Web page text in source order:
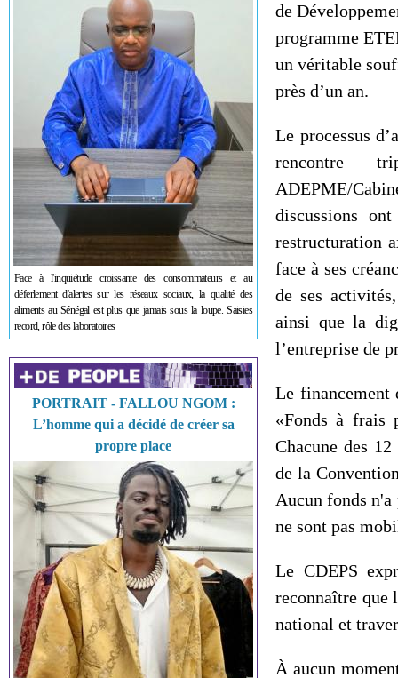
Face à l'inquiétude croissante des consommateurs et au
déferlement d'alertes sur les réseaux sociaux, la qualité des
aliments au Sénégal est plus que jamais sous la loupe. Saisies
record, rôle des laboratoires
PORTRAIT - FALLOU NGOM :
L’homme qui a décidé de créer sa
propre place
de
programme
un véritable
près d’un an.
Le processus
rencontre
ADEPME/
discussions
restructuration
face à ses
de ses
ainsi que la
l’entreprise de
Le financement
«Fonds à frais
Chacune des
de la
Aucun fonds
ne sont pas
Le CDEPS
reconnaître que
national et
À aucun